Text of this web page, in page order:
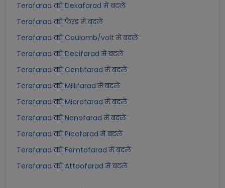
Terafarad को Dekafarad में बदलें
Terafarad को फैरड में बदलें
Terafarad को Coulomb/volt में बदलें
Terafarad को Decifarad में बदलें
Terafarad को Centifarad में बदलें
Terafarad को Millifarad में बदलें
Terafarad को Microfarad में बदलें
Terafarad को Nanofarad में बदलें
Terafarad को Picofarad में बदलें
Terafarad को Femtofarad में बदलें
Terafarad को Attoofarad में बदलें